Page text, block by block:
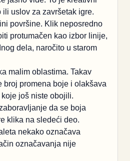
ili uslov za završetak igre.
površine. Klik neposredno
protumačen kao izbor linije,
dela, naročito u starom
malim oblastima. Takav
broj promena boje i olakšava
još niste obojili.
da se boja
klika na sledeći deo.
nekako označava
označavanja nije